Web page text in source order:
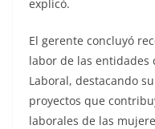
explicó.
El gerente concluyó
labor de las entidades
Laboral, destacando
proyectos que
laborales de las